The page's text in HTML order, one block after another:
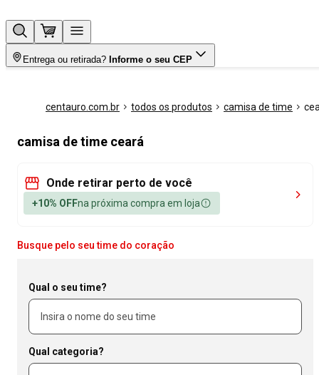
Entrega ou retirada? Informe o seu CEP
centauro.com.br todos os produtos camisa de time
camisa de time ceará
Onde retirar perto de você
+10% OFFna próxima compra em loja
Busque pelo seu time do coração
Qual o seu time?
Qual categoria?